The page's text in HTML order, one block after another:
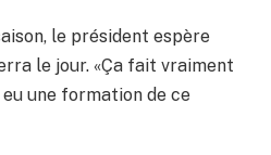
le président espère
le jour. «Ça fait vraiment
eu une formation de ce